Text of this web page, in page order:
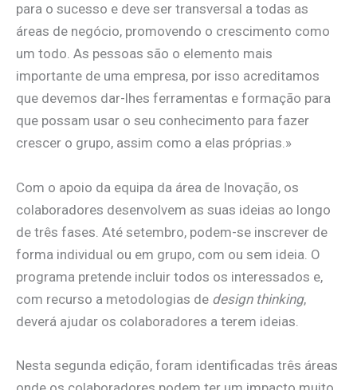
para o sucesso e deve ser transversal a todas as
áreas de negócio, promovendo o crescimento como
um todo. As pessoas são o elemento mais
importante de uma empresa, por isso acreditamos
que devemos dar-lhes ferramentas e formação para
que possam usar o seu conhecimento para fazer
crescer o grupo, assim como a elas próprias.»
Com o apoio da equipa da área de Inovação, os
colaboradores desenvolvem as suas ideias ao longo
de três fases. Até setembro, podem-se inscrever de
forma individual ou em grupo, com ou sem ideia. O
programa pretende incluir todos os interessados e,
com recurso a metodologias de design thinking,
deverá ajudar os colaboradores a terem ideias.
Nesta segunda edição, foram identificadas três áreas